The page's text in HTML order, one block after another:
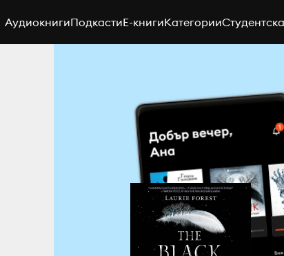
АудиокнигиПодкастиE-книгиКатегории